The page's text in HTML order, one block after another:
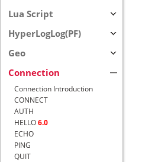
Lua Script
HyperLogLog(PF)
Geo
Connection
Connection Introduction
CONNECT
AUTH
HELLO6.0
ECHO
PING
QUIT